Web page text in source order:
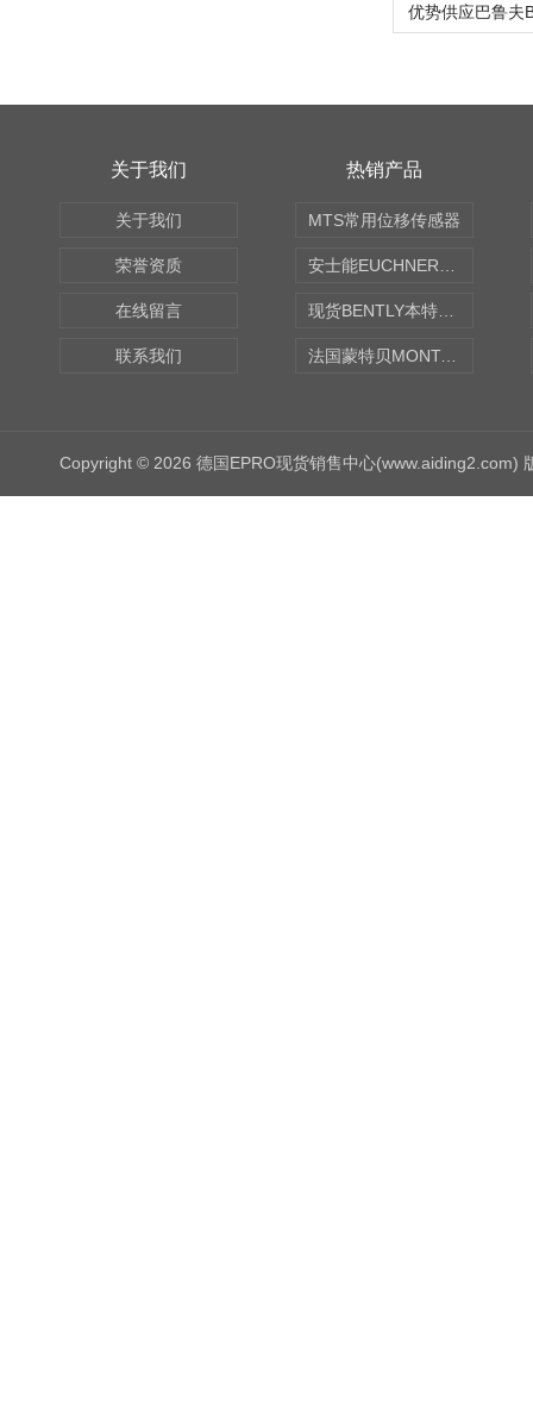
关于我们
关于我们
荣誉资质
在线留言
联系我们
热销产品
MTS常用位移传感器
法国蒙特贝MONTABERT打壳机凿岩机Z92
Copyright © 2026 德国EPRO现货销售中心(www.aiding2.com)